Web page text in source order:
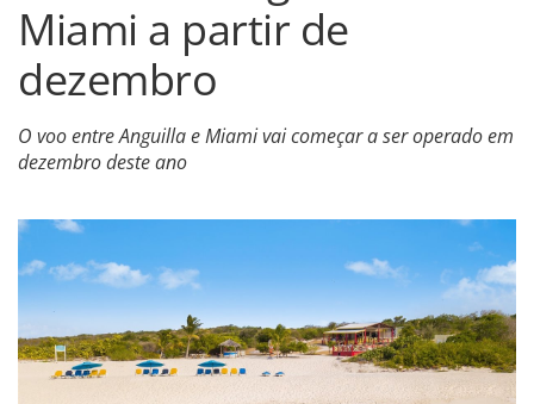
Miami a partir de
dezembro
O voo entre Anguilla e Miami vai começar a ser operado em
dezembro deste ano